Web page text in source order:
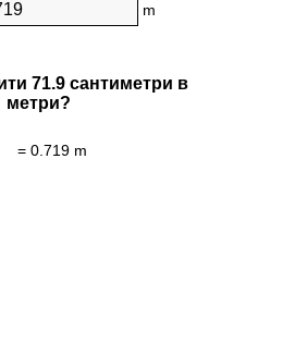
m
71.9 сантиметри в
метри?
= 0.719 m